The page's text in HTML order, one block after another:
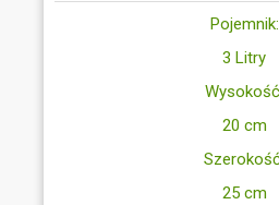
Pojemnik:
3 Litry
20 cm
25 cm